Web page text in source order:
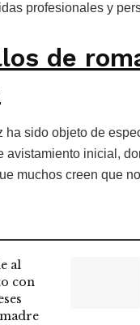
profesionales y
de
ha sido objeto de
avistamiento inicial,
muchos creen que
al
con